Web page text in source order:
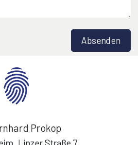
Absenden
Prokop
Linzer Straße 7